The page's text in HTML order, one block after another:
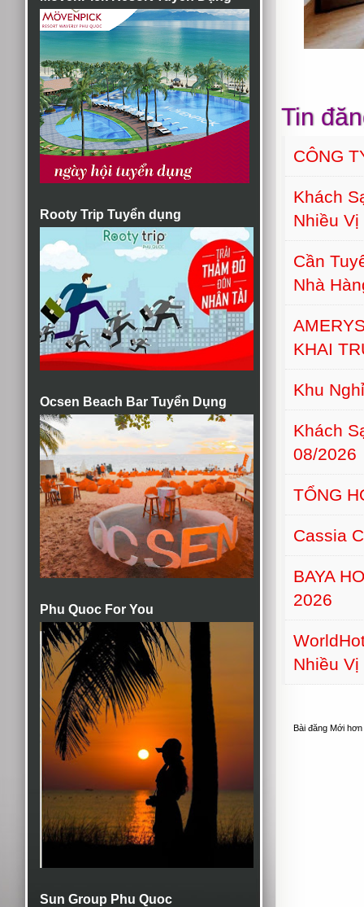
Rooty Trip Tuyển dụng
Ocsen Beach Bar Tuyển Dụng
Phu Quoc For You
Sun Group Phu Quoc
Tin
CÔNG
Khách
Nhiều Vị
Cần
Nhà
KHAI
Khu
Khách
08/2026
TỔNG
Cassia
BAYA
2026
Nhiều Vị
Bài đăng Mới hơn